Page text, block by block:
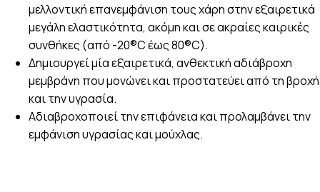
μελλοντική επανεμφάνιση τους χάρη στην εξαιρετικά
μεγάλη ελαστικότητα, ακόμη και σε ακραίες καιρικές
συνθήκες (από -20®C έως 80®C).
Δημιουργεί μία εξαιρετικά, ανθεκτική αδιάβροχη
μεμβράνη που μονώνει και προστατεύει από τη βροχή
και την υγρασία.
Αδιαβροχοποιεί την επιφάνεια και προλαμβάνει την
εμφάνιση υγρασίας και μούχλας.